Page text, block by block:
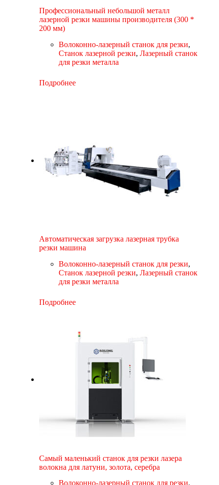
Профессиональный небольшой металл
лазерной резки машины производителя (300 *
200 мм)
Волоконно-лазерный станок для резки,
Станок лазерной резки,Лазерный станок
для резки металла
Подробнее
Автоматическая загрузка лазерная трубка
резки машина
Волоконно-лазерный станок для резки,
Станок лазерной резки,Лазерный станок
для резки металла
Подробнее
Самый маленький станок для резки лазера
волокна для латуни, золота, серебра
Волоконно-лазерный станок для резки,